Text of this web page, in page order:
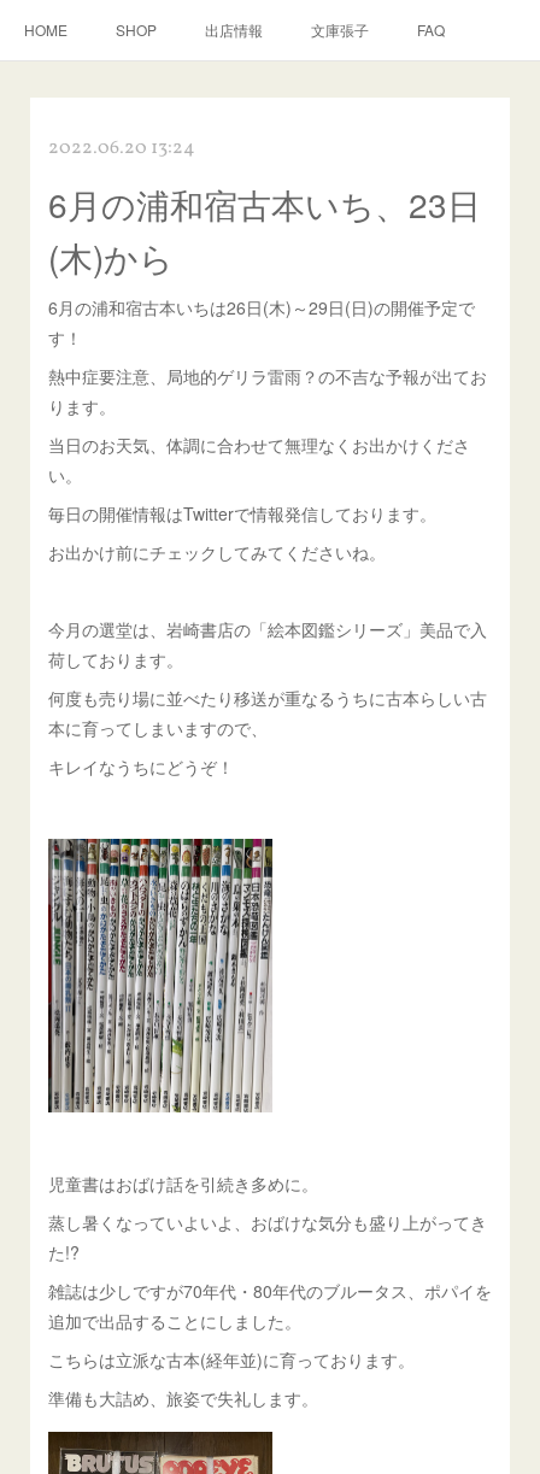
HOME SHOP 出店情報 文庫張子 FAQ
2022.06.20 13:24
6月の浦和宿古本いち、23日
(木)から
6月の浦和宿古本いちは26日(木)～29日(日)の開催予定で
す！
熱中症要注意、局地的ゲリラ雷雨？の不吉な予報が出てお
ります。
当日のお天気、体調に合わせて無理なくお出かけくださ
い。
毎日の開催情報はTwitterで情報発信しております。
お出かけ前にチェックしてみてくださいね。
今月の選堂は、岩崎書店の「絵本図鑑シリーズ」美品で入
荷しております。
何度も売り場に並べたり移送が重なるうちに古本らしい古
本に育ってしまいますので、
キレイなうちにどうぞ！
児童書はおばけ話を引続き多めに。
蒸し暑くなっていよいよ、おばけな気分も盛り上がってき
た!?
雑誌は少しですが70年代・80年代のブルータス、ポパイを
追加で出品することにしました。
こちらは立派な古本(経年並)に育っております。
準備も大詰め、旅姿で失礼します。